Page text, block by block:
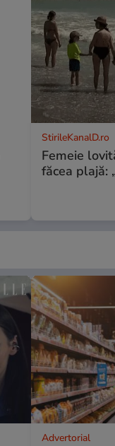
StirileKanalD.ro
Femeie
făcea plajă:
Advertorial